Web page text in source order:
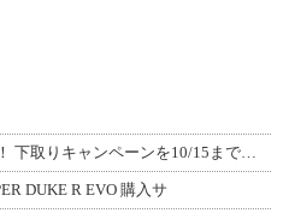
新型「RESO」インカム発売記念！ 下取りキャンペーンを10/15まで延長して開
DUKE R EVO 購入サ